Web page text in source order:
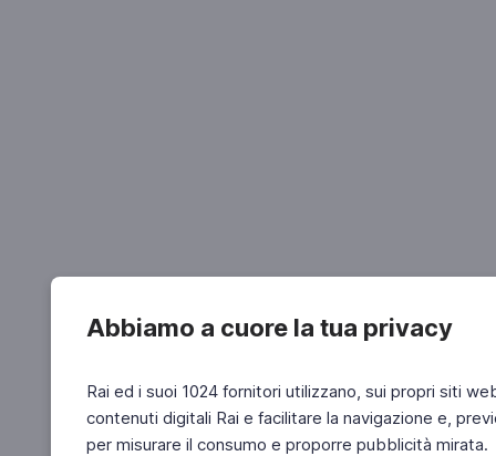
Abbiamo a cuore la tua privacy
Rai ed i suoi 1024 fornitori utilizzano, sui propri siti
contenuti digitali Rai e facilitare la navigazione e,
per misurare il consumo e proporre pubblicità mirata.